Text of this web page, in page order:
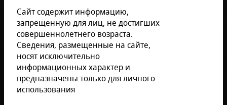
Сайт содержит информацию,
запрещенную для лиц, не достигших
совершеннолетнего возраста.
Сведения, размещенные на сайте,
носят исключительно
информационных характер и
предназначены только для личного
использования